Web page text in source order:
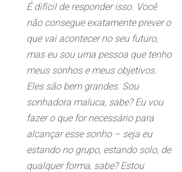
É difícil de responder isso. Você
não consegue exatamente prever o
que vai acontecer no seu futuro,
mas eu sou uma pessoa que tenho
meus sonhos e meus objetivos.
Eles são bem grandes. Sou
sonhadora maluca, sabe? Eu vou
fazer o que for necessário para
alcançar esse sonho – seja eu
estando no grupo, estando solo, de
qualquer forma, sabe? Estou